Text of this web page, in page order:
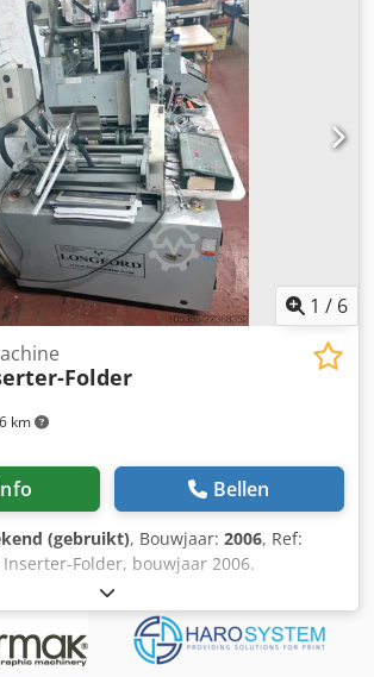
1 / 6
km
Folder
Bellen
(gebruikt), Bouwjaar: 2006, Ref:
Folder, bouwjaar 2006.
voor de productie van wenskaarten,
producten met hoge snelheid
uit: Bovenste C700
voor het invoegen, met